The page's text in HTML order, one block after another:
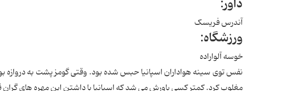
داور:
آندرس فریسک
ورزشگاه:
خوسه آلواراده
نفس توی سینه هواداران اسپانیا حبس شده بود. وقتی گومز پشت به دروازه
مغلوب کرد. کمتر کسی باورش می شد که اسپانیا با داشتن این مهره های